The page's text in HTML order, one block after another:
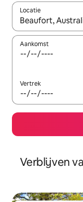
Locatie
Wanneer er
Aankomst
Vertrek
Verblijven